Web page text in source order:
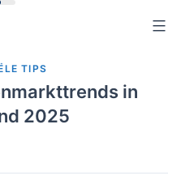
TIPS
in
2025